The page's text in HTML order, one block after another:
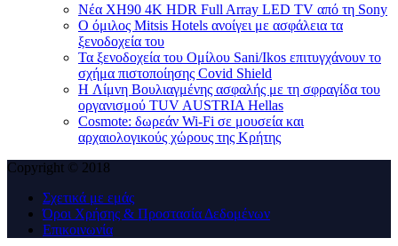
Νέα XH90 4K HDR Full Array LED TV από τη Sony
Ο όμιλος Mitsis Hotels ανοίγει με ασφάλεια τα
ξενοδοχεία του
Τα ξενοδοχεία του Ομίλου Sani/Ikos επιτυγχάνουν το
σχήμα πιστοποίησης Covid Shield
H Λίμνη Βουλιαγμένης ασφαλής με τη σφραγίδα του
οργανισμού TUV AUSTRIA Hellas
Cosmote: δωρεάν Wi-Fi σε μουσεία και
αρχαιολογικούς χώρους της Κρήτης
Copyright © 2018
Σχετικά με εμάς
Όροι Χρήσης & Προστασία Δεδομένων
Επικοινωνία